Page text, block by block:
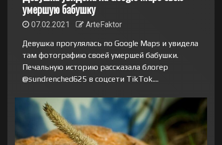
умершую бабушку
07.02.2021
ArteFaktor
Девушка прогулялась по Google Maps и увидела
там фотографию своей умершей бабушки.
Печальную историю рассказала блогер
@sundrenched625 в соцсети TikTok....